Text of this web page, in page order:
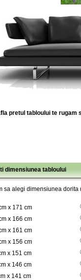
pretul tabloului te rugam
dimensiunea tabloului
sa alegi dimensiunea dorita
x 171 cm
x 166 cm
x 161 cm
x 156 cm
x 151 cm
x 146 cm
x 141 cm